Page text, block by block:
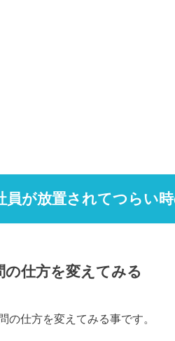
員が放置されてつらい
仕方を変えてみる
の仕方を変えてみる事です。